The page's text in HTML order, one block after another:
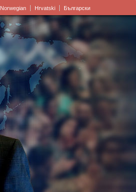
Norwegian Hrvatski Български